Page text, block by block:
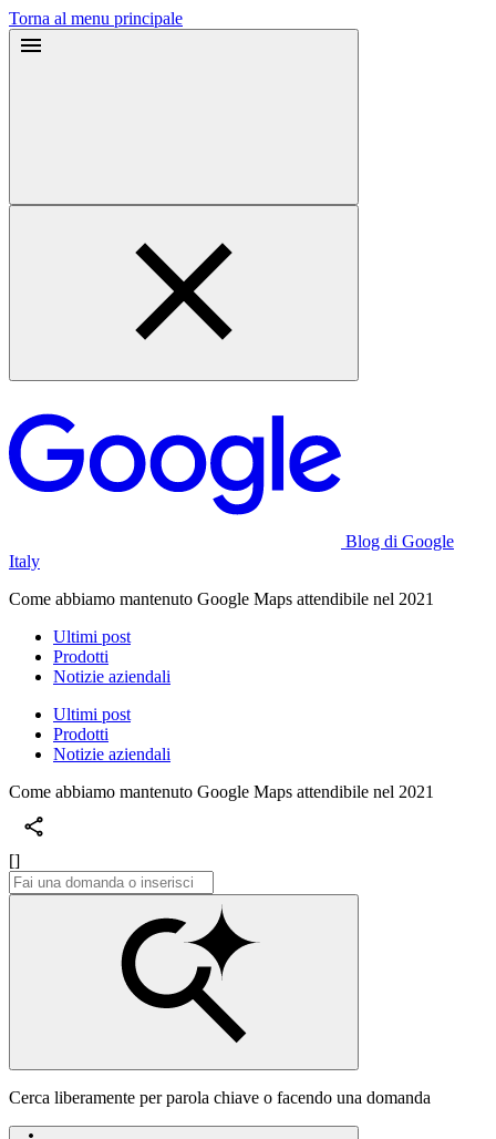
Torna al menu principale
Blog di Google
Italy
Come abbiamo mantenuto Google Maps attendibile nel 2021
Ultimi post
Prodotti
Notizie aziendali
Ultimi post
Prodotti
Notizie aziendali
Come abbiamo mantenuto Google Maps attendibile nel 2021
[]
Cerca liberamente per parola chiave o facendo una domanda